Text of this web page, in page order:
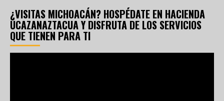
¿VISITAS MICHOACÁN? HOSPÉDATE EN HACIENDA
UCAZANAZTACUA Y DISFRUTA DE LOS SERVICIOS
QUE TIENEN PARA TI